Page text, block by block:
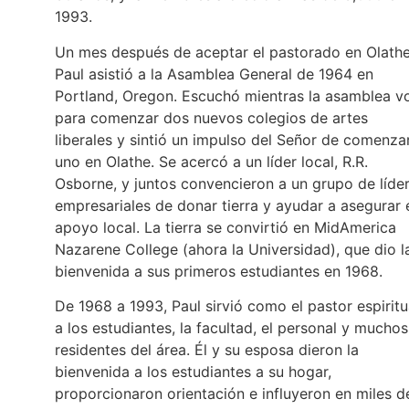
1993.
Un mes después de aceptar el pastorado en
Paul asistió a la Asamblea General de 1964 en
Portland, Oregon. Escuchó mientras la asamblea
para comenzar dos nuevos colegios de artes
liberales y sintió un impulso del Señor de
uno en Olathe. Se acercó a un líder local, R.R.
Osborne, y juntos convencieron a un grupo de
empresariales de donar tierra y ayudar a asegurar
apoyo local. La tierra se convirtió en MidAmerica
Nazarene College (ahora la Universidad), que dio
bienvenida a sus primeros estudiantes en 1968.
De 1968 a 1993, Paul sirvió como el pastor
a los estudiantes, la facultad, el personal y muchos
residentes del área. Él y su esposa dieron la
bienvenida a los estudiantes a su hogar,
proporcionaron orientación e influyeron en miles